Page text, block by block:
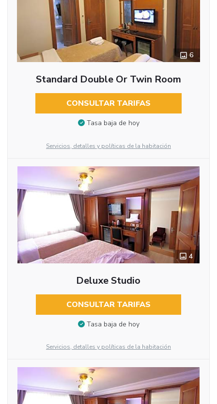
6
Standard Double Or Twin Room
CONSULTAR TARIFAS
Tasa baja de hoy
Servicios, detalles y políticas de la habitación
4
Deluxe Studio
CONSULTAR TARIFAS
Tasa baja de hoy
Servicios, detalles y políticas de la habitación